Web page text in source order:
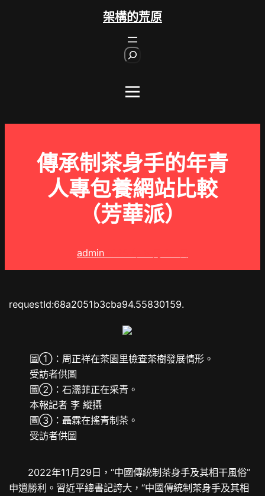
架構的荒原
傳承制茶身手的年青
人專包養網站比較
（芳華派）
admin
requestId:68a2051b3cba94.55830159.
圖①：周正祥在茶園里檢查茶樹發展情形。
受訪者供圖
圖②：石濡菲正在采青。
本報記者 李 縱攝
圖③：聶霖在搖青制茶。
受訪者供圖
2022年11月29日，“中國傳統制茶身手及其相干風俗”
申遺勝利。習近平總書記誇大，“中國傳統制茶身手及其相